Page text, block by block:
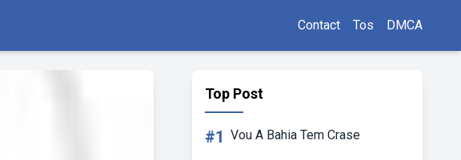
Contact Tos DMCA
Top Post
#1 Vou A Bahia Tem Crase